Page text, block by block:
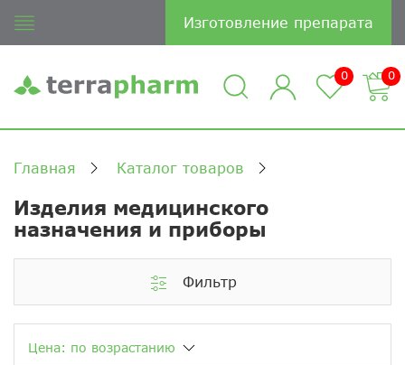
Изготовление препарата
0 0
Главная Каталог товаров
Изделия медицинского
назначения и приборы
Фильтр
Цена: по возрастанию